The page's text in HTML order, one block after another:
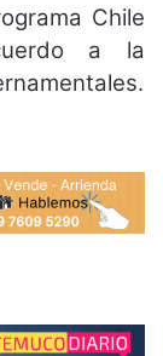
Chile
a la